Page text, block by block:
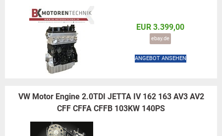
EUR 3.399,00
ebay.de
ANGEBOT ANSEHEN
VW Motor Engine 2.0TDI JETTA IV 162 163 AV3 AV2
CFF CFFA CFFB 103KW 140PS